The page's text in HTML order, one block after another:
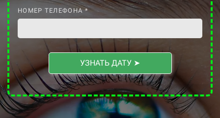
НОМЕР ТЕЛЕФОНА *
УЗНАТЬ ДАТУ ➤